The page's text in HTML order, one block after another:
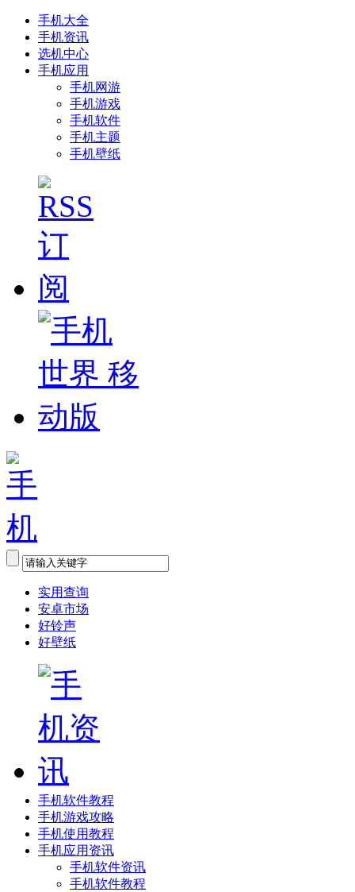
手机大全
手机资讯
选机中心
手机应用
手机网游
手机游戏
手机软件
手机主题
手机壁纸
实用查询
安卓市场
好铃声
好壁纸
手机软件教程
手机游戏攻略
手机使用教程
手机应用资讯
手机软件资讯
手机软件教程